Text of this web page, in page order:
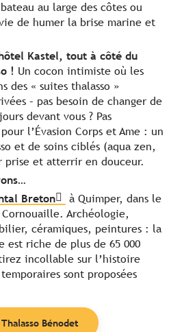
au large des côtes ou
de humer la brise marine et
Kastel, tout à côté du
! Un cocon intimiste où les
des « suites thalasso »
– pas besoin de changer de
devant vous ? Pas
l’Évasion Corps et Ame : un
et de soins ciblés (aqua zen,
prise et atterrir en douceur.
Breton
à Quimper, dans le
Cornouaille. Archéologie,
céramiques, peintures : la
est riche de plus de 65 000
incollable sur l’histoire
sont proposées
Bénodet